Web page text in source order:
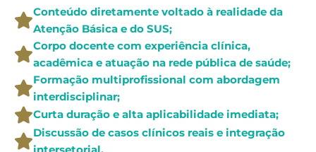
Conteúdo diretamente voltado à realidade da
Atenção Básica e do SUS;
Corpo docente com experiência clínica,
acadêmica e atuação na rede pública de saúde;
Formação multiprofissional com abordagem
interdisciplinar;
Curta duração e alta aplicabilidade imediata;
Discussão de casos clínicos reais e integração